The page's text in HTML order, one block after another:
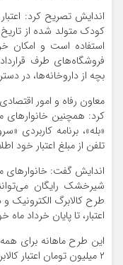
اندایش تصریح کرد:
فروشگاه‌های طرف
بچه از داروخانه‌ها، در
معاون رفاه و امور
کرد: همچنین خانوارهای
تلفن از مبلغ اعتبار خود
اندایش گفت:
شیرخشک رایگان
طرح کالابرگ الکترونیک و
اعتبار، تا پایان خرداد ماه
۲ میلیون تومان اعتبار کالابرگی به حساب مادر نوزاد واریز خواهد شد.